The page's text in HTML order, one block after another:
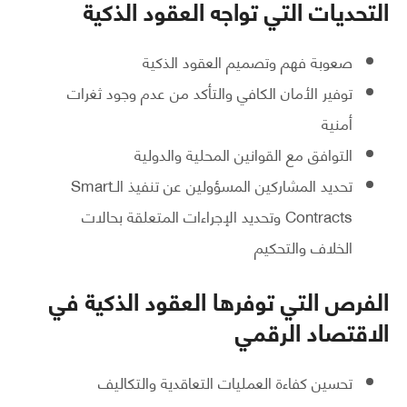
التحديات التي تواجه العقود الذكية
صعوبة فهم وتصميم العقود الذكية
توفير الأمان الكافي والتأكد من عدم وجود ثغرات
أمنية
التوافق مع القوانين المحلية والدولية
تحديد المشاركين المسؤولين عن تنفيذ الـSmart
Contracts وتحديد الإجراءات المتعلقة بحالات
الخلاف والتحكيم
الفرص التي توفرها العقود الذكية في
الاقتصاد الرقمي
تحسين كفاءة العمليات التعاقدية والتكاليف